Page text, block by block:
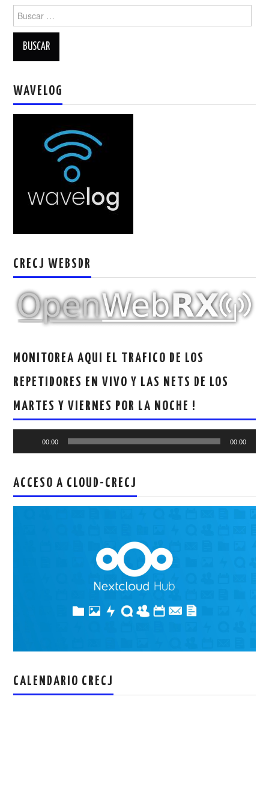
W5WIN
CRECJ
MUMLA APP ( MUY FÁCIL )
Buscar:
WAVELOG
CRECJ WEBSDR
MONITOREA AQUI EL TRAFICO DE LOS
REPETIDORES EN VIVO Y LAS NETS DE LOS
MARTES Y VIERNES POR LA NOCHE !
00:00 00:00
ACCESO A CLOUD-CRECJ
CALENDARIO CRECJ